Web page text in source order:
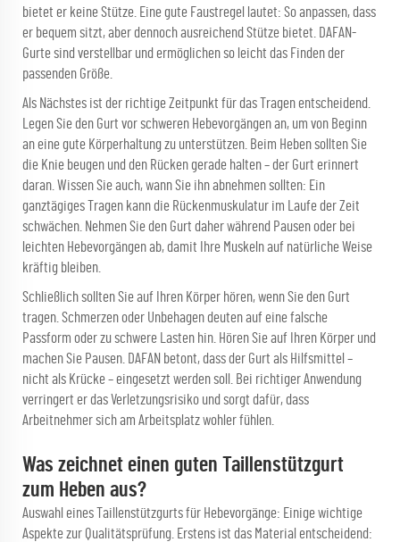
bietet er keine Stütze. Eine gute Faustregel lautet: So anpassen, dass
er bequem sitzt, aber dennoch ausreichend Stütze bietet. DAFAN-
Gurte sind verstellbar und ermöglichen so leicht das Finden der
passenden Größe.
Als Nächstes ist der richtige Zeitpunkt für das Tragen entscheidend.
Legen Sie den Gurt vor schweren Hebevorgängen an, um von Beginn
an eine gute Körperhaltung zu unterstützen. Beim Heben sollten Sie
die Knie beugen und den Rücken gerade halten – der Gurt erinnert
daran. Wissen Sie auch, wann Sie ihn abnehmen sollten: Ein
ganztägiges Tragen kann die Rückenmuskulatur im Laufe der Zeit
schwächen. Nehmen Sie den Gurt daher während Pausen oder bei
leichten Hebevorgängen ab, damit Ihre Muskeln auf natürliche Weise
kräftig bleiben.
Schließlich sollten Sie auf Ihren Körper hören, wenn Sie den Gurt
tragen. Schmerzen oder Unbehagen deuten auf eine falsche
Passform oder zu schwere Lasten hin. Hören Sie auf Ihren Körper und
machen Sie Pausen. DAFAN betont, dass der Gurt als Hilfsmittel –
nicht als Krücke – eingesetzt werden soll. Bei richtiger Anwendung
verringert er das Verletzungsrisiko und sorgt dafür, dass
Arbeitnehmer sich am Arbeitsplatz wohler fühlen.
Was zeichnet einen guten Taillenstützgurt
zum Heben aus?
Auswahl eines Taillenstützgurts für Hebevorgänge: Einige wichtige
Aspekte zur Qualitätsprüfung. Erstens ist das Material entscheidend: